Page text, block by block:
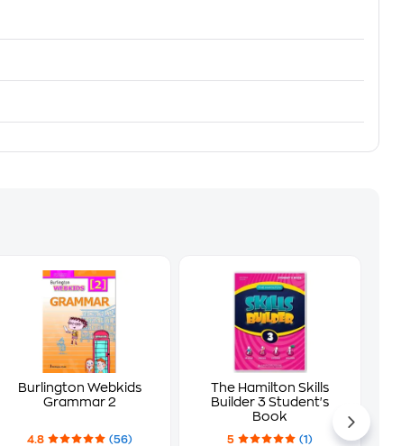
Burlington Webkids
Grammar 2
4.8
(56)
The Hamilton Skills
Builder 3 Student's
Book
5 (1)